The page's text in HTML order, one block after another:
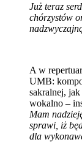
Już teraz
chórzystów
A w
UMB:
sakralnej,
wokalno –
Mam
sprawi, iż
dla